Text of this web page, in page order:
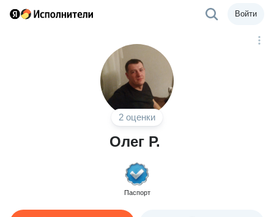
Войти
2 оценки
Олег Р.
Паспорт